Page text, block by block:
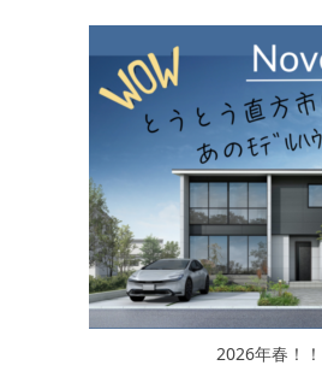
コンセプトプラン
テクノロジー
建築実例
モデルハウス検索・見学予約
シミュレーション
モデルハウス見学予約
2026年春！！